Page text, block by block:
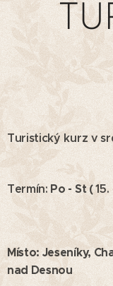
Turistický kurz v
Termín: Po - St (
Místo: Jeseníky,
nad Desnou